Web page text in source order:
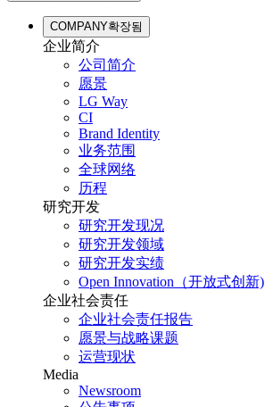
COMPANY확장됨
企业简介
公司简介
愿景
LG Way
CI
Brand Identity
业务范围
全球网络
历程
研究开发
研究开发现况
研究开发领域
研究开发实绩
Open Innovation（开放式创新)
企业社会责任
企业社会责任报告
愿景与战略课题
运营现状
Media
Newsroom